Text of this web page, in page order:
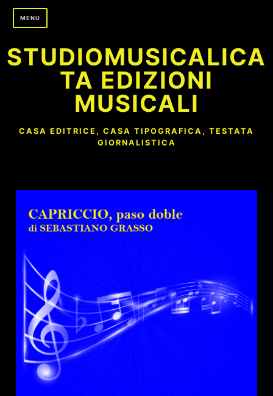
Skip
MENU
STUDIOMUSICALICA
TA EDIZIONI
MUSICALI
CASA EDITRICE, CASA TIPOGRAFICA, TESTATA
GIORNALISTICA